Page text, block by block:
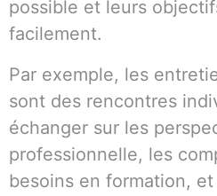
possible et leurs
facilement.
Par exemple, les
sont des rencontres
échanger sur les
professionnelle, les
besoins en formation, et